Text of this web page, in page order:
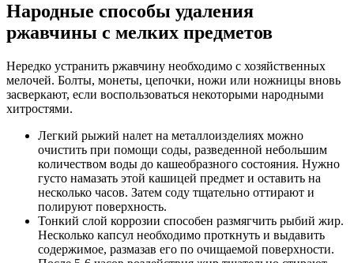
Народные способы удаления
ржавчины с мелких предметов
Нередко устранить ржавчину необходимо с хозяйственных
мелочей. Болты, монеты, цепочки, ножи или ножницы вновь
засверкают, если воспользоваться некоторыми народными
хитростями.
Легкий рыжий налет на металлоизделиях можно
очистить при помощи соды, разведенной небольшим
количеством воды до кашеобразного состояния. Нужно
густо намазать этой кашицей предмет и оставить на
несколько часов. Затем соду тщательно оттирают и
полируют поверхность.
Тонкий слой коррозии способен размягчить рыбий жир.
Несколько капсул необходимо проткнуть и выдавить
содержимое, размазав его по очищаемой поверхности.